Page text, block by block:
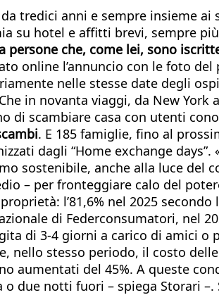
da tredici anni e sempre insieme
su hotel e affitti brevi, sempre
persone che, come lei, sono
online l’annuncio con le foto
nelle stesse date degli
in novanta viaggi, da New
di scambiare casa con utenti
. E 185 famiglie, fino al
dagli “Home exchange
sostenibile, anche alla luce del
– per fronteggiare calo del
l’81,6% nel 2025
di Federconsumatori, nel
di 3-4 giorni a carico di amici o
nello stesso periodo, il costo
aumentati del 45%. A queste
due notti fuori – spiega Storari